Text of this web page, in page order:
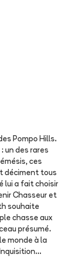
Pompo Hills.
un des rares
ces
déciment tous
lui a fait choisir
Chasseur et
souhaite
chasse aux
présumé.
monde à la